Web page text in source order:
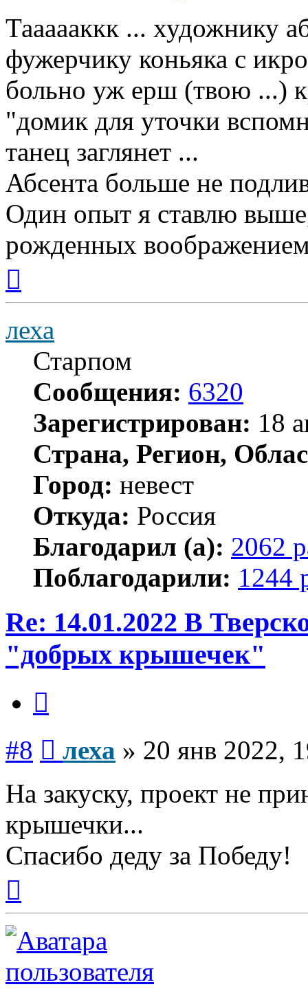
Таааааккк ... художнику
фужерчику коньяка с
больно уж ерш (твою ...)
"домик для уточки
танец заглянет ...
Абсента больше не
Один опыт я ставлю
рожденных
началу
леха
Старпом
Сообщения: 6320
Зарегистрирован: 18
Страна, Регион,
Город: невест
Откуда: Россия
Благодарил (а): 2062
Поблагодарили: 1244
Re: 14.01.2022 В
"добрых крышечек"
#8 леха » 20 янв 2022,
На закуску, проект не
крышечки...
Спасибо деду за Победу!
началу